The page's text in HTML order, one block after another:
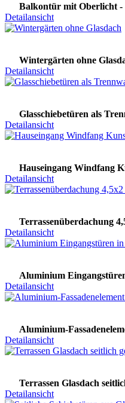
Balkontür mit Oberlicht -
Detailansicht
Wintergärten ohne
Detailansicht
Glasschiebetüren als
Detailansicht
Hauseingang Windfang
Detailansicht
Terrassenüberdachung
Detailansicht
Aluminium
Detailansicht
Aluminium-
Detailansicht
Terrassen Glasdach
Detailansicht